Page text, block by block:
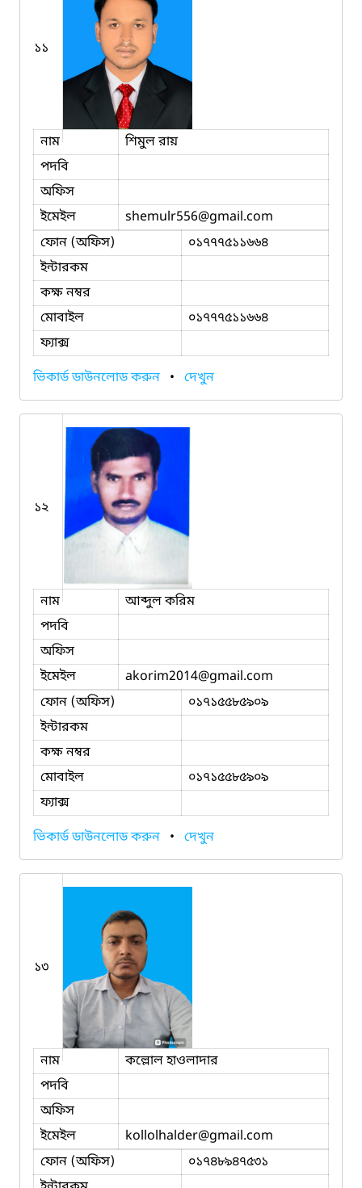
১১
নাম
শিমুল রায়
পদবি
অফিস
ইমেইল
shemulr556@gmail.com
ফোন (অফিস)
০১৭৭৭৫১১৬৬৪
ইন্টারকম
কক্ষ নম্বর
মোবাইল
০১৭৭৭৫১১৬৬৪
ফ্যাক্স
ভিকার্ড ডাউনলোড করুন • দেখুন
১২
নাম
আব্দুল করিম
পদবি
অফিস
ইমেইল
akorim2014@gmail.com
ফোন (অফিস)
০১৭১৫৫৮৫৯০৯
ইন্টারকম
কক্ষ নম্বর
মোবাইল
০১৭১৫৫৮৫৯০৯
ফ্যাক্স
ভিকার্ড ডাউনলোড করুন • দেখুন
১৩
নাম
কল্লোল হাওলাদার
পদবি
অফিস
ইমেইল
kollolhalder@gmail.com
ফোন (অফিস)
০১৭৪৮৯৪৭৫৩১